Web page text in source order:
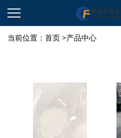
当前位置： 首页 >产品中心